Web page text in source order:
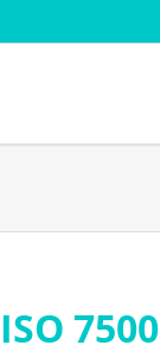
Navigation
ISO